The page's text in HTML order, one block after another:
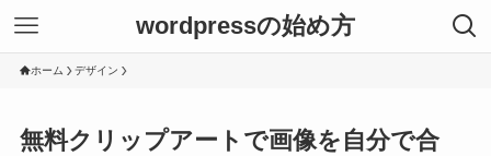
wordpressの始め方
ホーム デザイン
無料クリップアートで画像を自分で合